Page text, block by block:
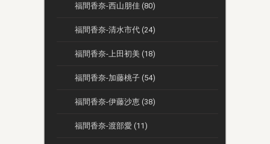
福間香奈-西山朋佳 (80)
福間香奈-清水市代 (24)
福間香奈-上田初美 (18)
福間香奈-加藤桃子 (54)
福間香奈-伊藤沙恵 (38)
福間香奈-渡部愛 (11)